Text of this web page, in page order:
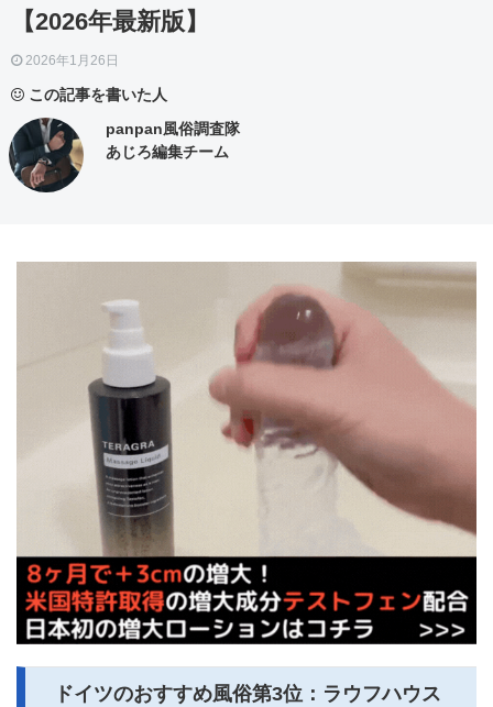
【2026年最新版】
2026年1月26日
この記事を書いた人
panpan風俗調査隊
あじろ編集チーム
ドイツのおすすめ風俗第3位：ラウフハウス